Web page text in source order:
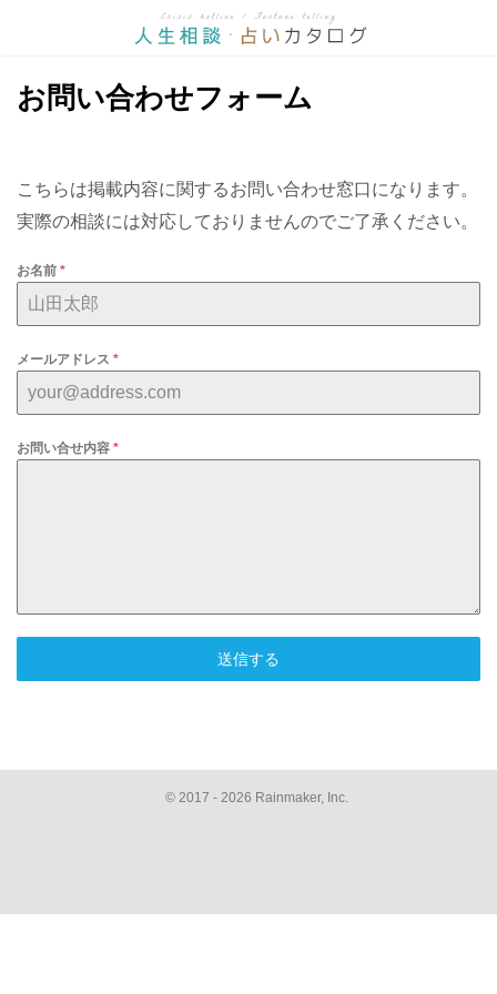
お問い合わせフォーム
こちらは掲載内容に関するお問い合わせ窓口になります。
実際の相談には対応しておりませんのでご了承ください。
お名前 *
メールアドレス *
お問い合せ内容 *
送信する
© 2017 - 2026 Rainmaker, Inc.